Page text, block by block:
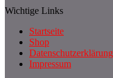
Wichtige Links
Startseite
Shop
Datenschutzerklärung
Impressum